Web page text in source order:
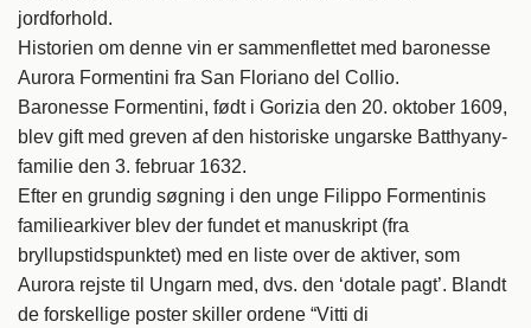
jordforhold.
Historien om denne vin er sammenflettet med baronesse
Aurora Formentini fra San Floriano del Collio.
Baronesse Formentini, født i Gorizia den 20. oktober 1609,
blev gift med greven af den historiske ungarske Batthyany-
familie den 3. februar 1632.
Efter en grundig søgning i den unge Filippo Formentinis
familiearkiver blev der fundet et manuskript (fra
bryllupstidspunktet) med en liste over de aktiver, som
Aurora rejste til Ungarn med, dvs. den ‘dotale pagt’. Blandt
de forskellige poster skiller ordene “Vitti di